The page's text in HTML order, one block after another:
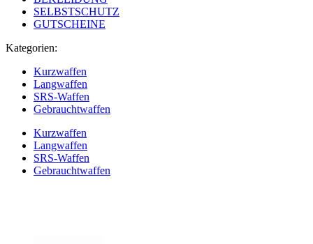
SELBSTSCHUTZ
GUTSCHEINE
Kategorien:
Kurzwaffen
Langwaffen
SRS-Waffen
Gebrauchtwaffen
Kurzwaffen
Langwaffen
SRS-Waffen
Gebrauchtwaffen